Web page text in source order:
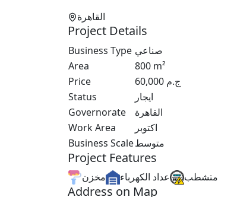
القاهرة
Project Details
Business Type صناعي
Area
800 m²
Price
60,000 ج.م
Status
ايجار
Governorate
القاهرة
Work Area
اكتوبر
Business Scaleمتوسط
Project Features
متشطب عداد الكهرباء مخزن
Address on Map